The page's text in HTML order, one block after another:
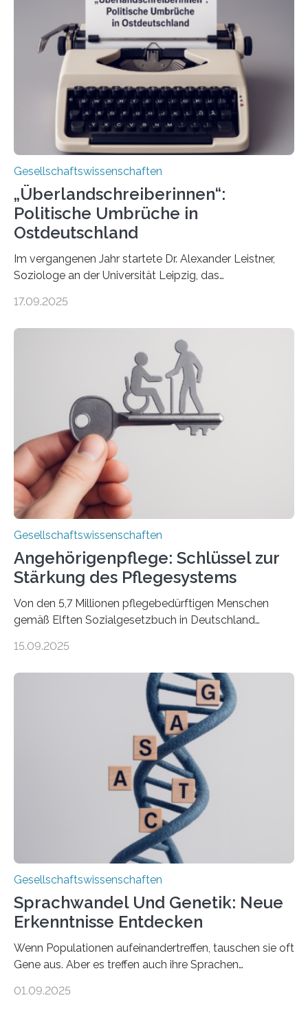
Schlagzeilen.Das Sozialwissenschaftliche Institut der
EKD hat untersucht, wie Menschen in Deutschland
wirklich über Schwangerschaftsabbrüche denken und
wie sich ihre Haltung je nach Konfession, Region und
Bildung unterscheidet. Darüber sprechen Veronika
Eufinger und Dr. Kristin Torka…
Gesellschaftswissenschaften
„Überlandschreiberinnen“:
Politische Umbrüche in
Ostdeutschland
Im vergangenen Jahr startete Dr. Alexander Leistner,
Soziologe an der Universität Leipzig, das
across the Country“. Nun ist das „Projektbuch“
Schriftstellerinnen Manja Präkels, Tina Pruschmann und
Barbara Thériault. Es trägt den Titel
„Extremwetterlagen – Reportagen aus einem neuen
Deutschland“ und enthält eine Vielzahl von
zivilgesellschaftlichen Stimmen und Beobachtungen in
ländlichen Regionen. Im Interview spricht Projektleiter
Leistner über die Idee, das Vorgehen und wichtige
Erkenntnisse. Das Buch deute an, „wie…
17.09.2025
Gesellschaftswissenschaften
Angehörigenpflege: Schlüssel zur
Stärkung des Pflegesystems
Von den 5,7 Millionen pflegebedürftigen Menschen
gemäß Elften Sozialgesetzbuch in Deutschland
2050 wird eine Zunahme der Pflegebedürftigen auf 9
Wissenschaftler*innen des Deutschen Zentrums für
Altersfragen, des DIW Berlin und der TU Dortmund
aktuelle Pflegearrangements. Besonderes Augenmerk
wurde auf die Unterschiede zwischen Angehörigen-
und Zugehörigenpflege in und außerhalb des eigenen
Haushalts gelegt. Pflege im eigenen Haushalt richtet
sich oft an den/die Partner*in und dies häufig im
15.09.2025
Gesellschaftswissenschaften
Sprachwandel Und Genetik: Neue
Erkenntnisse Entdecken
Wenn Populationen aufeinandertreffen, tauschen sie oft
Gene aus. Aber es treffen auch ihre Sprachen
Sprachen verändern. Wie stark tun sie dies tatsächlich,
01.09.2025